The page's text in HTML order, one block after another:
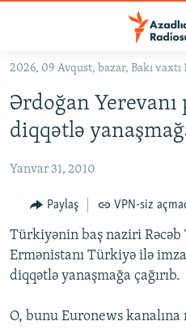
Əsas
qayıt
Əsas
naviqasiyaya
qayıt
#İZAHLA
KORRUPSIOMETR
#ƏSLINDƏ
FƏRQƏ BAX
QANUNI DOĞRU
ARAŞDIRMA
VIDEO
RADIO ARXIV
2026, 09 Avqust, bazar, Bakı vaxtı
Ərdoğan
diqqətlə
Yanvar 31, 2010
Paylaş VPN-siz
Türkiyənin baş naziri
Ermənistanı Türkiyə ilə
diqqətlə yanaşmağa çağırıb.
O, bunu Euronews